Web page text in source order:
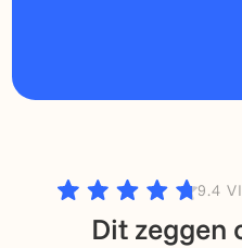
9.4
Dit zeggen